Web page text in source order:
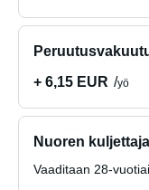
+ 6,15 EUR
yö
Nuoren
Vaaditaan 28-